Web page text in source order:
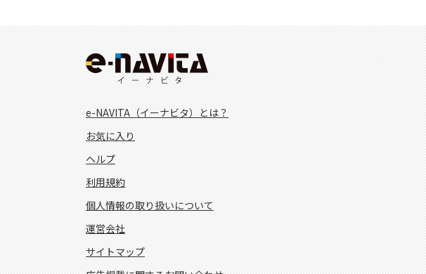
e-NAVITA（イーナビタ）とは？
お気に入り
ヘルプ
利用規約
個人情報の取り扱いについて
運営会社
サイトマップ